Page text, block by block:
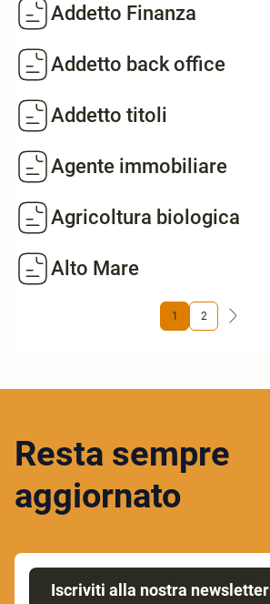
Addetto Finanza
Addetto back office
Addetto titoli
Agente immobiliare
Agricoltura biologica
Alto Mare
1 2
Resta sempre
aggiornato
Iscriviti alla nostra newsletter